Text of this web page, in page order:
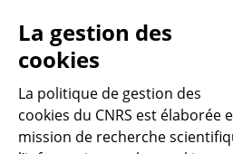
CNRS Le Mag
La gestion des
cookies
La politique de gestion des
cookies du CNRS est élaborée
mission de recherche